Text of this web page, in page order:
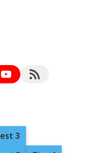
YouTubeRSS Feed
3